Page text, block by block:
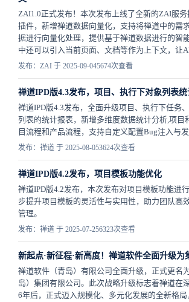
ZAI1.0正式发布！本次发布上线了全新的ZAI服
插件，新增禅道数据向量化，支持将禅道中的需
据进行向量化处理，提供基于禅道数据进行的智
中还可以引入当前页面、文档等作为上下文，让
发布：ZAI 于 2025-09-045674次查看
禅道IPD版4.3发布，项目、执行下对象列表
禅道IPD版4.3发布，全面升级项目、执行下任务
列表的统计报表，新增多维度数据统计分析,项目
目流程和产品流程，支持自定义配置Bug注入与发
发布：禅道 于 2025-08-053624次查看
禅道IPD版4.2发布，项目模板功能优化
禅道IPD版4.2发布，本次发布对项目模板功能进
步提升项目模板的灵活性与实用性，助力团队高
管理。
发布：禅道 于 2025-07-256323次查看
新起点·新征程·新高度！禅道软件全面升级为
禅道软件（青岛）有限公司全面升级，正式更名
岛）集团有限公司。此次战略升级标志着禅道在
6年后，正式迈入规模化、多元化发展的全新格